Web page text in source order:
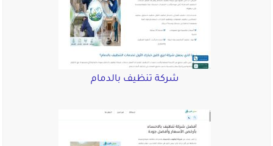
شركة تنظيف بالدمام